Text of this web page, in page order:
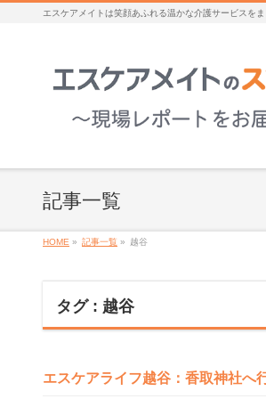
エスケアメイトは笑顔あふれる温かな介護サービスを
記事一覧
HOME » 記事一覧 » 越谷
タグ : 越谷
エスケアライフ越谷：香取神社へ